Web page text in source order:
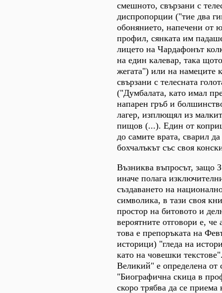
смешното, свързани с
диспропорции ("тие два
обонянието, напечени от
профил, сянката им
лицето на Чардафонът
на един калевар, така
жегата") или на намеците
свързани с телесната
("Думбалата, като имал
напарен гръб и
лагер, изплющял из
пищов (...). Един от
до самите врата, сварил
бохчалъкът със своя
Възниква въпросът, защо
иначе полага
създаването на
символика, в тази своя
простор на битовото и
вероятните отговори е, че
това е препоръката на
историци) "гледа на
като на човешки
Великий" е определена от
"Биографична скица в
скоро трябва да се приема